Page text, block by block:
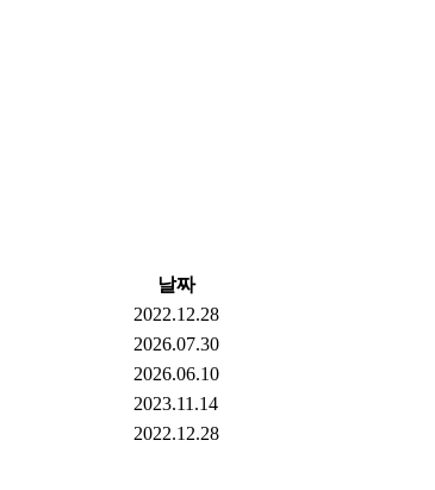
날짜
2022.12.28
2026.07.30
2026.06.10
2023.11.14
2022.12.28